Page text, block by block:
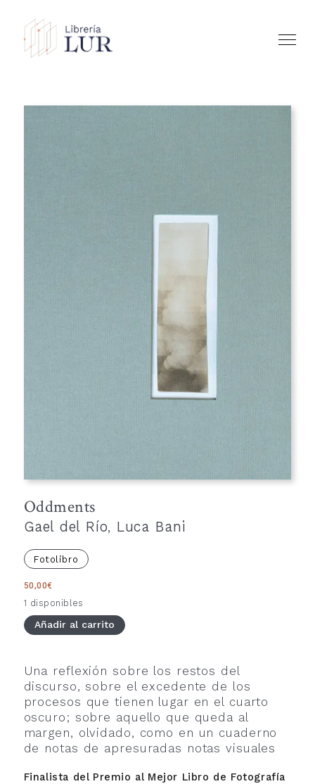
Oddments
Gael del Río, Luca Bani
Fotolibro
50,00€
1 disponibles
Añadir al carrito
Una reflexión sobre los restos del
discurso, sobre el excedente de los
procesos que tienen lugar en el cuarto
oscuro; sobre aquello que queda al
margen, olvidado, como en un cuaderno
de notas de apresuradas notas visuales
Finalista del Premio al Mejor Libro de Fotografía